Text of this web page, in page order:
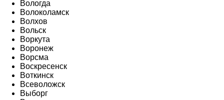
Вологда
Волоколамск
Волхов
Вольск
Воркута
Воронеж
Ворсма
Воскресенск
Воткинск
Всеволожск
Выборг